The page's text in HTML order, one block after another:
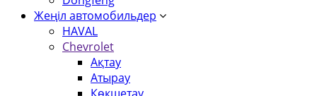
Жеңіл автомобильдер
HAVAL
Chevrolet
Ақтау
Атырау